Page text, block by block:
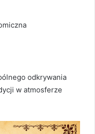
odkrywania
w atmosferze